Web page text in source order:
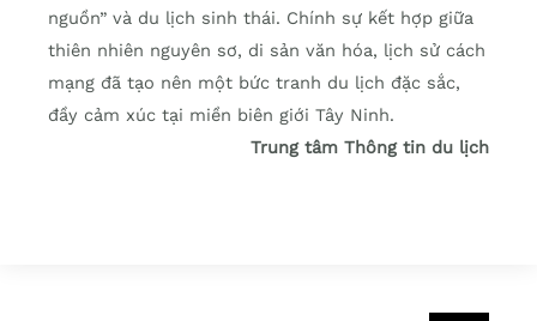
nguồn” và du lịch sinh thái. Chính sự kết hợp giữa
thiên nhiên nguyên sơ, di sản văn hóa, lịch sử cách
mạng đã tạo nên một bức tranh du lịch đặc sắc,
đầy cảm xúc tại miền biên giới Tây Ninh.
Trung tâm Thông tin du lịch